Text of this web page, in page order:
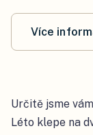
Více
Určitě jsme
Léto klepe na